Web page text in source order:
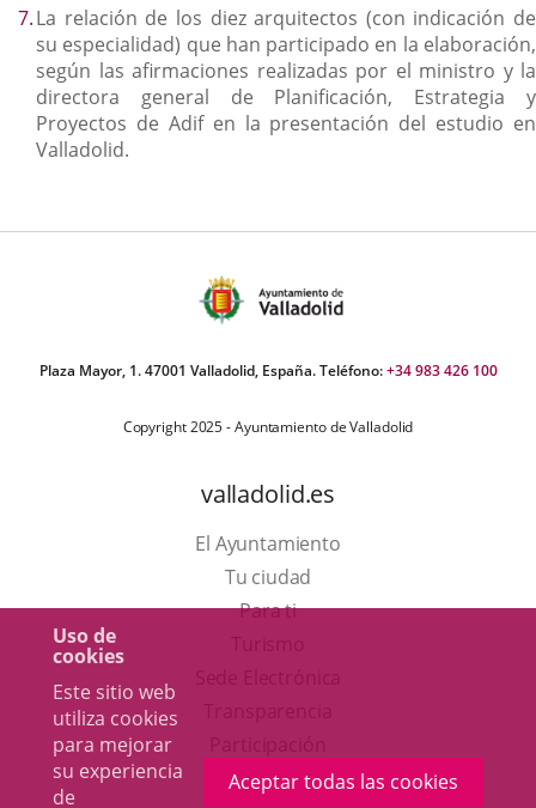
Uso de
cookies
Este sitio web
utiliza cookies
para mejorar
su experiencia
de
Aceptar todas las cookies
La relación de los diez arquitectos (con indicación de
su especialidad) que han participado en la elaboración,
según las afirmaciones realizadas por el ministro y la
directora general de Planificación, Estrategia y
Proyectos de Adif en la presentación del estudio en
Valladolid.
Plaza Mayor, 1. 47001 Valladolid, España. Teléfono:+34 983 426 100
Copyright 2025 - Ayuntamiento de Valladolid
valladolid.es
El Ayuntamiento
Tu ciudad
Para ti
en aplicación